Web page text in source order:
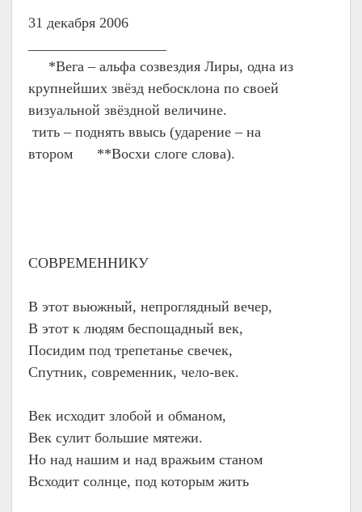
31 декабря 2006
*Вега – альфа созвездия Лиры, одна из
крупнейших звёзд небосклона по своей
визуальной звёздной величине.
тить – поднять ввысь (ударение – на
втором **Восхи слоге слова).
СОВРЕМЕННИКУ
В этот вьюжный, непроглядный вечер,
В этот к людям беспощадный век,
Посидим под трепетанье свечек,
Спутник, современник, чело-век.
Век исходит злобой и обманом,
Век сулит большие мятежи.
Но над нашим и над вражьим станом
Всходит солнце, под которым жить